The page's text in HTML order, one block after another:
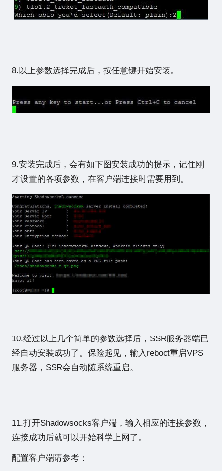
8.以上参数选择完成后，按任意键开始安装。
9.安装完成后，会有如下图安装成功的提示，记住刚
才设置的各项参数，在客户端连接时需要用到。
10.经过以上几个简单的参数选择后，SSR服务器端已
经自动安装成功了。保险起见，输入reboot重启VPS
服务器，SSR会自动随系统重启。
11.打开Shadowsocks客户端，输入相应的连接参数，
连接成功后就可以开始科学上网了。
配置客户端请参考：